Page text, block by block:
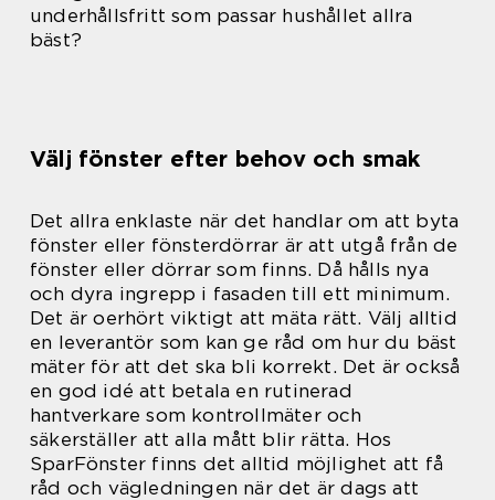
underhållsfritt som passar hushållet allra
bäst?
Välj fönster efter behov och smak
Det allra enklaste när det handlar om att byta
fönster eller fönsterdörrar är att utgå från de
fönster eller dörrar som finns. Då hålls nya
och dyra ingrepp i fasaden till ett minimum.
Det är oerhört viktigt att mäta rätt. Välj alltid
en leverantör som kan ge råd om hur du bäst
mäter för att det ska bli korrekt. Det är också
en god idé att betala en rutinerad
hantverkare som kontrollmäter och
säkerställer att alla mått blir rätta. Hos
SparFönster finns det alltid möjlighet att få
råd och vägledningen när det är dags att